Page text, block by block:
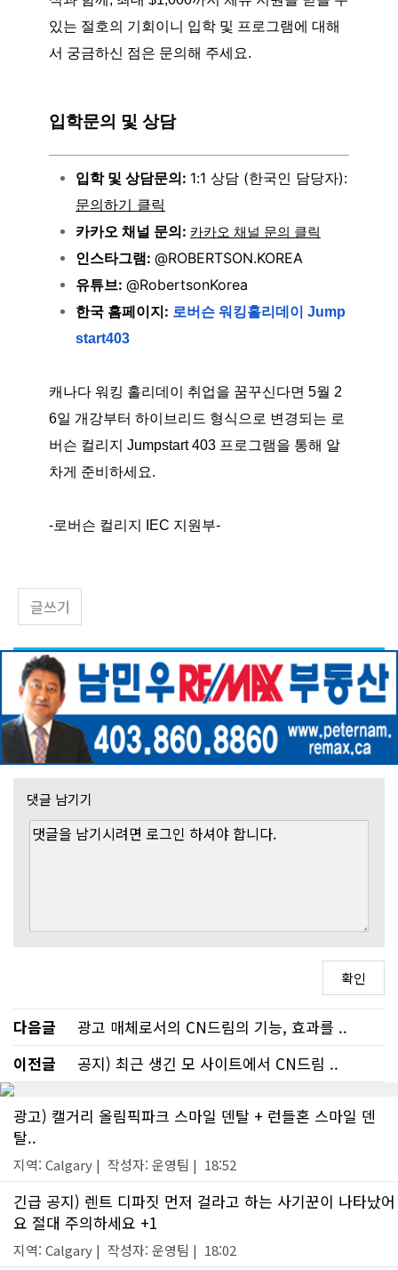
있는 절호의 기회이니 입학 및 프로그램에 대해
서 궁금하신 점은 문의해 주세요.
입학문의 및 상담
입학 및 상담문의: 1:1 상담 (한국인 담당자):
문의하기 클릭
카카오 채널 문의: 카카오 채널 문의 클릭
인스타그램: @ROBERTSON.KOREA
유튜브: @RobertsonKorea
한국 홈페이지: 로버슨 워킹홀리데이 Jump
start403
캐나다 워킹 홀리데이 취업을 꿈꾸신다면 5월 2
6일 개강부터 하이브리드 형식으로 변경되는 로
버슨 컬리지 Jumpstart 403 프로그램을 통해 알
차게 준비하세요.
-로버슨 컬리지 IEC 지원부-
글쓰기
댓글 남기기
다음글
광고 매체로서의 CN드림의 기능, 효과를 ..
이전글
공지) 최근 생긴 모 사이트에서 CN드림 ..
광고) 캘거리 올림픽파크 스마일 덴탈 + 런들혼 스마일 덴
탈..
지역: Calgary | 작성자: 운영팀 | 18:52
긴급 공지) 렌트 디파짓 먼저 걸라고 하는 사기꾼이 나타났어
요 절대 주의하세요 +1
지역: Calgary | 작성자: 운영팀 | 18:02